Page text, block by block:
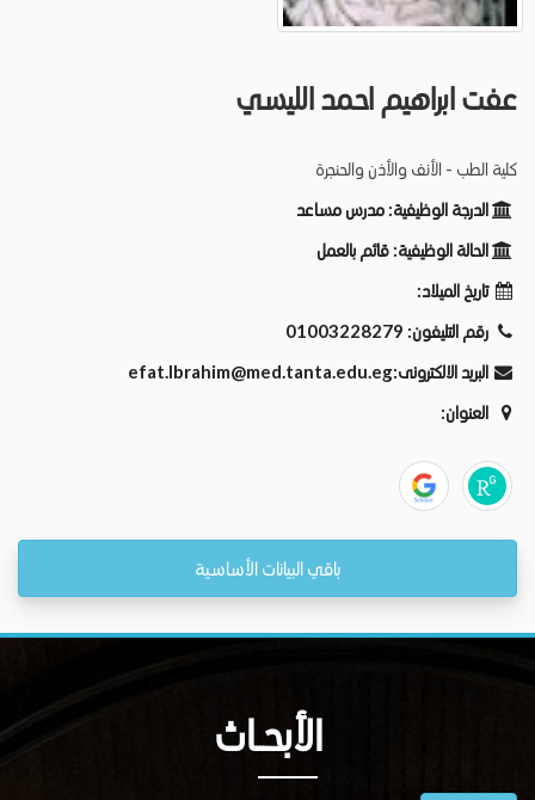
عفت ابراهيم احمد الليسي
كلية الطب - الأنف والأذن والحنجرة
الدرجة الوظيفية: مدرس مساعد
الحالة الوظيفية: قائم بالعمل
تاريخ الميلاد:
رقم التليفون: 01003228279
البريد الالكترونى:efat.Ibrahim@med.tanta.edu.eg
العنوان:
باقي البيانات الأساسية
الأبحــاث